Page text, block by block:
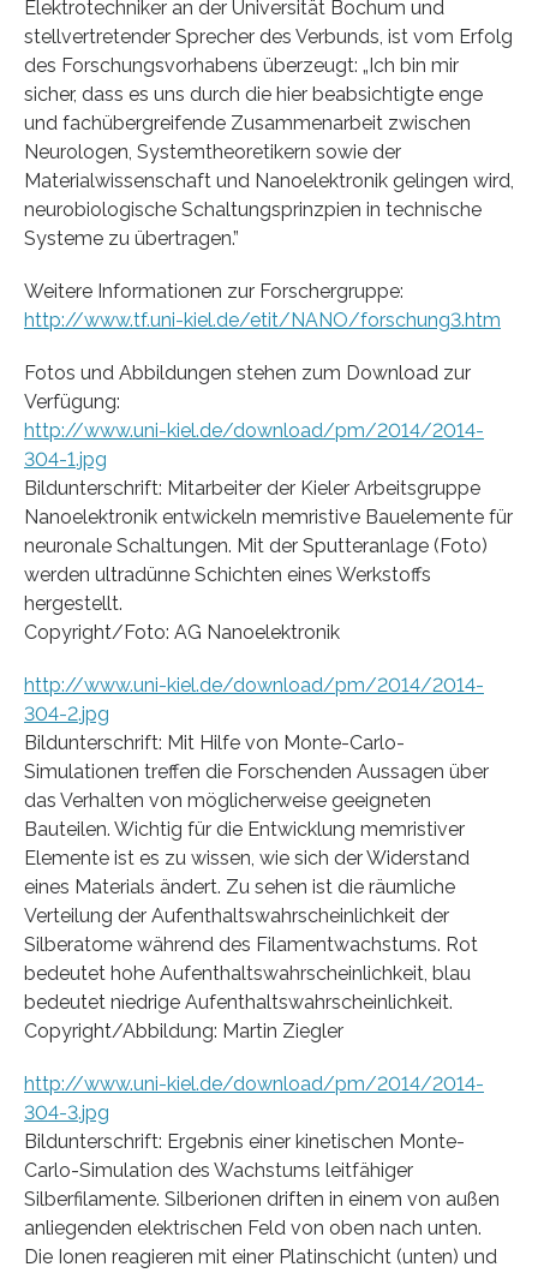
Elektrotechniker an der Universität Bochum und
stellvertretender Sprecher des Verbunds, ist vom Erfolg
des Forschungsvorhabens überzeugt: „Ich bin mir
sicher, dass es uns durch die hier beabsichtigte enge
und fachübergreifende Zusammenarbeit zwischen
Neurologen, Systemtheoretikern sowie der
Materialwissenschaft und Nanoelektronik gelingen wird,
neurobiologische Schaltungsprinzpien in technische
Systeme zu übertragen.”
Weitere Informationen zur Forschergruppe:
http://www.tf.uni-kiel.de/etit/NANO/forschung3.htm
Fotos und Abbildungen stehen zum Download zur
Verfügung:
http://www.uni-kiel.de/download/pm/2014/2014-
304-1.jpg
Bildunterschrift: Mitarbeiter der Kieler Arbeitsgruppe
Nanoelektronik entwickeln memristive Bauelemente für
neuronale Schaltungen. Mit der Sputteranlage (Foto)
werden ultradünne Schichten eines Werkstoffs
hergestellt.
Copyright/Foto: AG Nanoelektronik
http://www.uni-kiel.de/download/pm/2014/2014-
304-2.jpg
Bildunterschrift: Mit Hilfe von Monte-Carlo-
Simulationen treffen die Forschenden Aussagen über
das Verhalten von möglicherweise geeigneten
Bauteilen. Wichtig für die Entwicklung memristiver
Elemente ist es zu wissen, wie sich der Widerstand
eines Materials ändert. Zu sehen ist die räumliche
Verteilung der Aufenthaltswahrscheinlichkeit der
Silberatome während des Filamentwachstums. Rot
bedeutet hohe Aufenthaltswahrscheinlichkeit, blau
bedeutet niedrige Aufenthaltswahrscheinlichkeit.
Copyright/Abbildung: Martin Ziegler
http://www.uni-kiel.de/download/pm/2014/2014-
304-3.jpg
Bildunterschrift: Ergebnis einer kinetischen Monte-
Carlo-Simulation des Wachstums leitfähiger
Silberfilamente. Silberionen driften in einem von außen
anliegenden elektrischen Feld von oben nach unten.
Die Ionen reagieren mit einer Platinschicht (unten) und